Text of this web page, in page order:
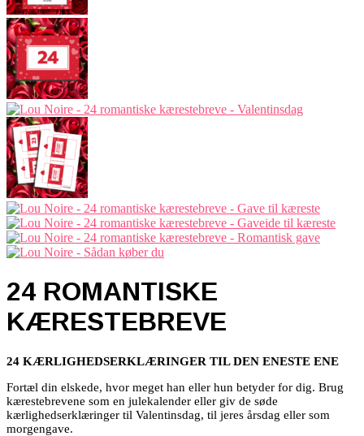
24 ROMANTISKE
KÆRESTEBREVE
24 KÆRLIGHEDSERKLÆRINGER TIL DEN ENESTE ENE
Fortæl din elskede, hvor meget han eller hun betyder for dig. Brug
kærestebrevene som en julekalender eller giv de søde
kærlighedserklæringer til Valentinsdag, til jeres årsdag eller som
morgengave.